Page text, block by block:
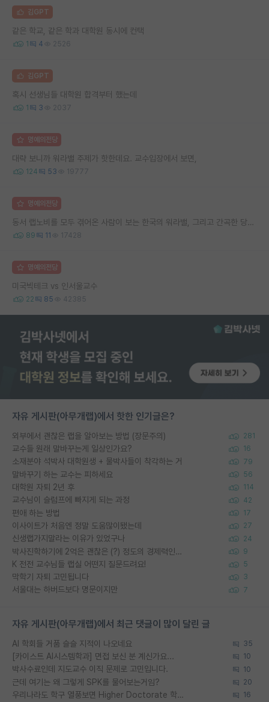
김GPT
같은 학교, 같은 학과 대학원 동시에 컨택
1 4 2526
김GPT
혹시 선생님들 대학원 합격부터 했는데
1 3 2037
명예의전당
대략 보니까 워라밸 주제가 핫한데요. 교수입장에서 보면,
124 53 19777
명예의전당
동서 랩노비를 모두 겪어온 사람이 보는 한국의 워라밸, 그리고 간곡한 당부의 말씀
89 11 17428
명예의전당
미국빅테크 vs 인서울교수
22 85 42385
자유 게시판(아무개랩)에서 핫한 인기글은?
외부에서 괜찮은 랩을 알아보는 방법 (장문주의) 281
교수들 원래 말바꾸는게 일상인가요? 16
소재분야 석박사 대학원생 + 물박사들이 착각하는 거 79
말바꾸기 하는 교수는 피하세요 56
대학원 자퇴 2년 후 114
교수님이 슬럼프에 빠지게 되는 과정 42
편애 하는 방법 17
이사이트가 처음엔 정말 도움많이됐는데 27
신생랩가지말라는 이유가 있었구나 24
박사진학하기에 2억은 괜찮은 (?) 정도의 경제력인가요 9
K 전전 교수님들 랩실 어떤지 질문드려요! 5
막학기 자퇴 고민됩니다 3
서울대는 하버드보다 명문이지만 7
자유 게시판(아무개랩)에서 최근 댓글이 많이 달린 글
AI 학회들 거품 슬슬 지적이 나오네요 35
[카이스트 AI시스템학과] 면접 보신 분 계신가요... 10
박사수료인데 지도교수 이직 문제로 고민입니다. 10
근데 여기는 왜 그렇게 SPK를 물어보는거임? 20
우리나라도 학구 열풍보면 Higher Doctorate 학위가 필요하다고 봅니다. 16